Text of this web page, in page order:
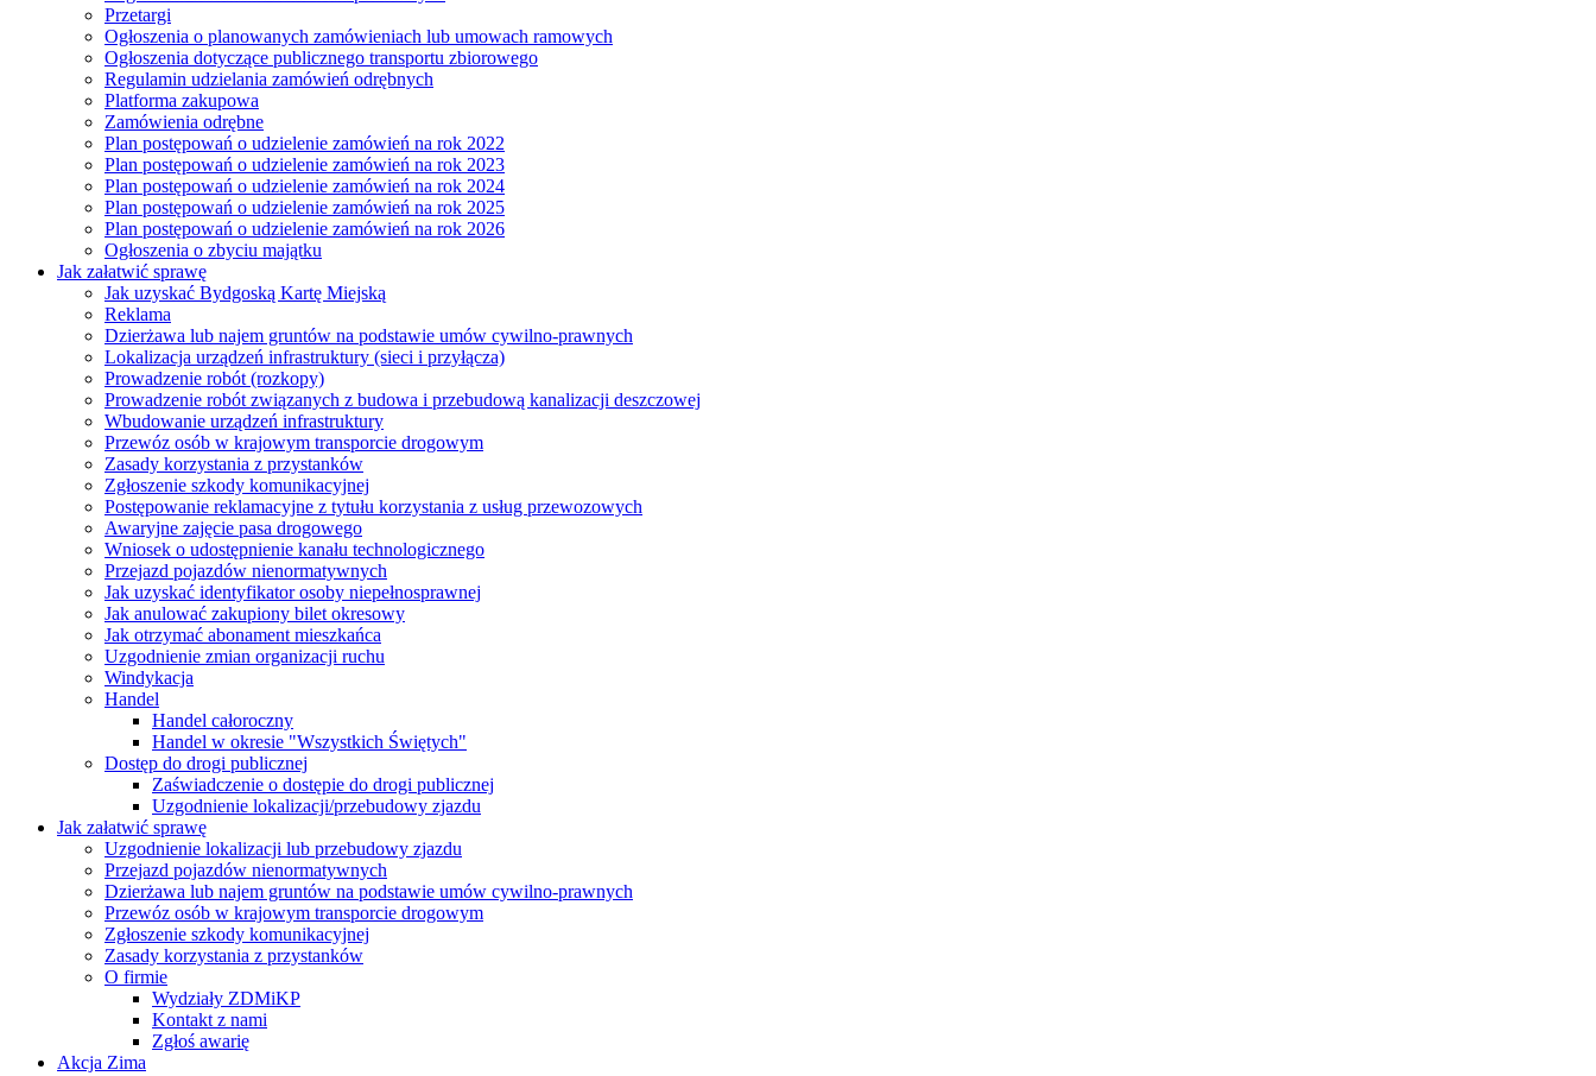
Przetargi
Ogłoszenia o planowanych zamówieniach lub umowach ramowych
Ogłoszenia dotyczące publicznego transportu zbiorowego
Regulamin udzielania zamówień odrębnych
Platforma zakupowa
Zamówienia odrębne
Plan postępowań o udzielenie zamówień na rok 2022
Plan postępowań o udzielenie zamówień na rok 2023
Plan postępowań o udzielenie zamówień na rok 2024
Plan postępowań o udzielenie zamówień na rok 2025
Plan postępowań o udzielenie zamówień na rok 2026
Ogłoszenia o zbyciu majątku
Jak załatwić sprawę
Jak uzyskać Bydgoską Kartę Miejską
Reklama
Dzierżawa lub najem gruntów na podstawie umów cywilno-prawnych
Lokalizacja urządzeń infrastruktury (sieci i przyłącza)
Prowadzenie robót (rozkopy)
Prowadzenie robót związanych z budowa i przebudową kanalizacji deszczowej
Wbudowanie urządzeń infrastruktury
Przewóz osób w krajowym transporcie drogowym
Zasady korzystania z przystanków
Zgłoszenie szkody komunikacyjnej
Postępowanie reklamacyjne z tytułu korzystania z usług przewozowych
Awaryjne zajęcie pasa drogowego
Wniosek o udostępnienie kanału technologicznego
Przejazd pojazdów nienormatywnych
Jak uzyskać identyfikator osoby niepełnosprawnej
Jak anulować zakupiony bilet okresowy
Jak otrzymać abonament mieszkańca
Uzgodnienie zmian organizacji ruchu
Windykacja
Handel
Handel całoroczny
Handel w okresie "Wszystkich Świętych"
Dostęp do drogi publicznej
Zaświadczenie o dostępie do drogi publicznej
Uzgodnienie lokalizacji/przebudowy zjazdu
Jak załatwić sprawę
Uzgodnienie lokalizacji lub przebudowy zjazdu
Przejazd pojazdów nienormatywnych
Dzierżawa lub najem gruntów na podstawie umów cywilno-prawnych
Przewóz osób w krajowym transporcie drogowym
Zgłoszenie szkody komunikacyjnej
Zasady korzystania z przystanków
O firmie
Wydziały ZDMiKP
Kontakt z nami
Zgłoś awarię
Akcja Zima